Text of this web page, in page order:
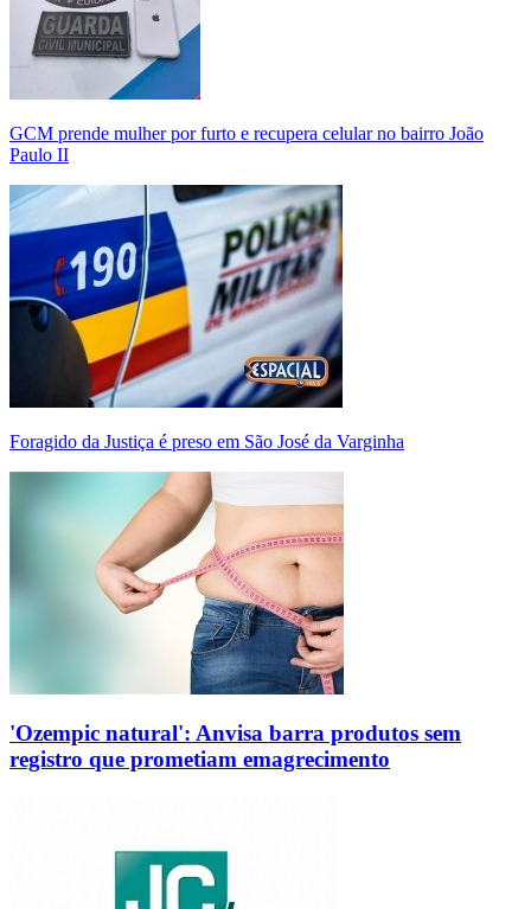
GCM prende mulher por furto e recupera celular no bairro João
Paulo II
Foragido da Justiça é preso em São José da Varginha
'Ozempic natural': Anvisa barra produtos sem
registro que prometiam emagrecimento